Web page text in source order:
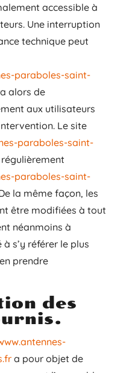
accessible à
Une interruption
technique peut
paraboles-saint-
alors de
aux utilisateurs
Le site
paraboles-saint-
paraboles-saint-
la même façon, les
être modifiées à tout
néanmoins à
s’y référer le plus
prendre
des
a pour objet de